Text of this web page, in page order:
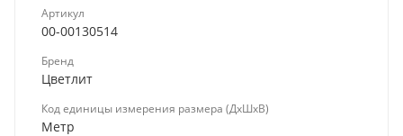
Артикул
00-00130514
Бренд
Цветлит
Код единицы измерения размера (ДхШхВ)
Метр